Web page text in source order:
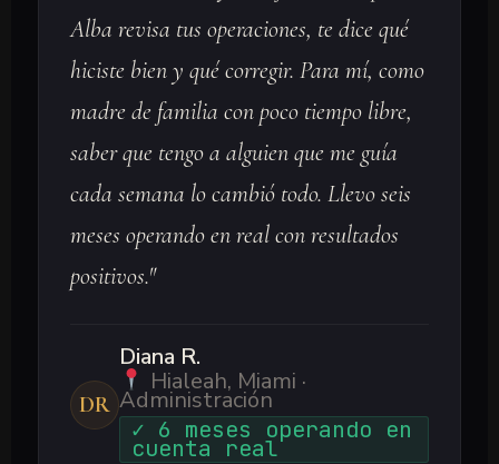
Alba revisa tus operaciones, te dice qué
hiciste bien y qué corregir. Para mí, como
madre de familia con poco tiempo libre,
saber que tengo a alguien que me guía
cada semana lo cambió todo. Llevo seis
meses operando en real con resultados
positivos."
DR
Diana R.
Hialeah, Miami ·
Administración
✓ 6 meses operando en
cuenta real